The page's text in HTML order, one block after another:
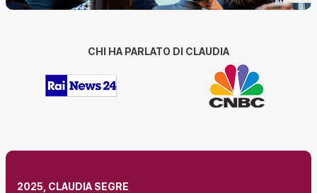
CHI HA PARLATO DI CLAUDIA
2025, CLAUDIA SEGRE